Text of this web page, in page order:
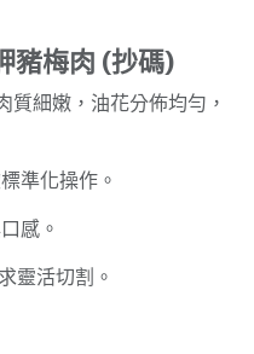
豬梅肉 (抄碼)
質細嫩，油花分佈均勻，
準化操作。
感。
靈活切割。